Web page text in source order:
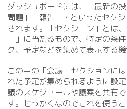
ダッシュボードには、「最新の
問題」「報告」…といったセク
されます。「セクション」とは
ー」に当たるもので、特定の条
ク、予定などを集めて表示する機
この中の「会議」セクションに
れた予定が集められるように設
議のスケジュールや議案を共有
す。せっかくなのでこれを使うこ